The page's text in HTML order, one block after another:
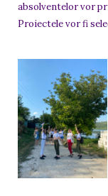
absolventelor vor
Proiectele vor fi